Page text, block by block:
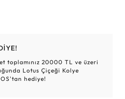
toplamınız 20000 TL ve üzeri
Lotus Çiçeği Kolye
hediye!